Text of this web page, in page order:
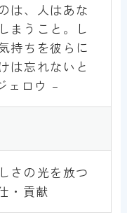
は、人はあな
まうこと。し
持ちを彼らに
は忘れないと
ェロウ –
さの光を放つ
・貢献